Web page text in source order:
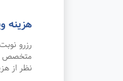
هزینه
رزرو
متخصص و
نظر از